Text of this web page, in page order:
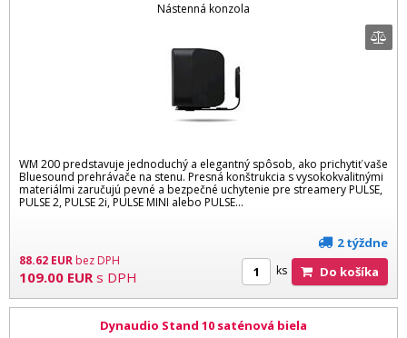
Nástenná konzola
WM 200 predstavuje jednoduchý a elegantný spôsob, ako prichytiť vaše
Bluesound prehrávače na stenu. Presná konštrukcia s vysokokvalitnými
materiálmi zaručujú pevné a bezpečné uchytenie pre streamery PULSE,
PULSE 2, PULSE 2i, PULSE MINI alebo PULSE...
88.62 EUR bez DPH
109.00 EUR s DPH
2 týždne
ks Do košíka
Dynaudio Stand 10 saténová biela